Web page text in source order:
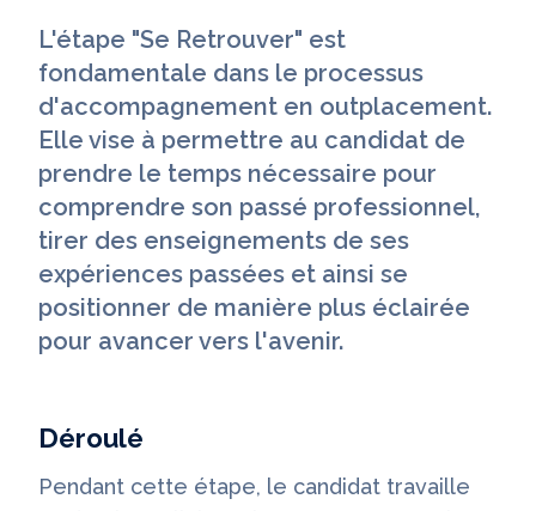
L'étape "Se Retrouver" est
fondamentale dans le processus
d'accompagnement en outplacement.
Elle vise à permettre au candidat de
prendre le temps nécessaire pour
comprendre son passé professionnel,
tirer des enseignements de ses
expériences passées et ainsi se
positionner de manière plus éclairée
pour avancer vers l'avenir.
Déroulé
Pendant cette étape, le candidat travaille